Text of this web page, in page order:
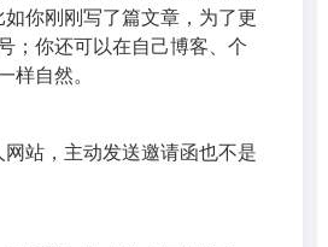
你刚刚写了篇文章，为了更
；你还可以在自己博客、个
样自然。
站，主动发送邀请函也不是